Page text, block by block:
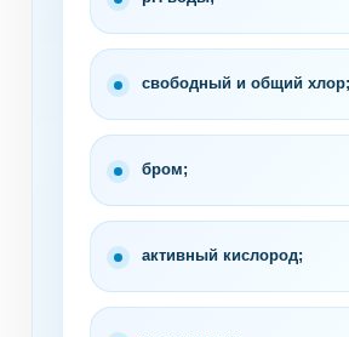
свободный и общий хлор;
бром;
активный кислород;